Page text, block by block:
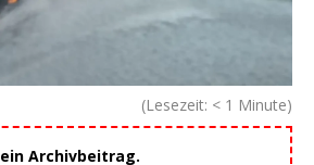
(Lesezeit: < 1 Minute)
Archivbeitrag.